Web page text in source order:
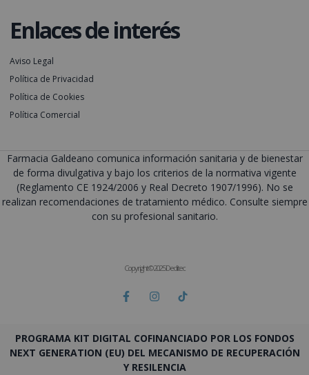
Enlaces de interés
Aviso Legal
Política de Privacidad
Política de Cookies
Política Comercial
Farmacia Galdeano comunica información sanitaria y de bienestar
de forma divulgativa y bajo los criterios de la normativa vigente
(Reglamento CE 1924/2006 y Real Decreto 1907/1996). No se
realizan recomendaciones de tratamiento médico. Consulte siempre
con su profesional sanitario.
Copyright © 2025 Deditec
PROGRAMA KIT DIGITAL COFINANCIADO POR LOS FONDOS
NEXT GENERATION (EU) DEL MECANISMO DE RECUPERACIÓN
Y RESILENCIA